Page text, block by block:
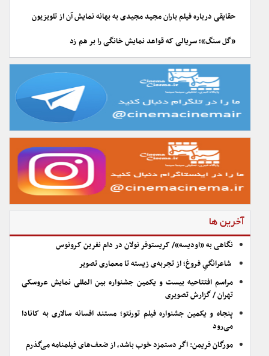
حقایقی درباره فیلم باران مجید مجیدی به بهانه نمایش آن از تلویزیون
«گل سنگ»؛ سریالی که قواعد نمایش خانگی را بر هم زد
آخرین ها
نگاهی به «اودیسه»/ کریستوفر نولان در دام نفرین کرونوس
شاعرانگیِ فروغ؛ از تجربه‌ی زیسته تا معماری تصویر
مراسم افتتاحیه بیست و یکمین جشنواره بین المللی نمایش عروسکی
تهران / گزارش تصویری
پنجاه و یکمین جشنواره فیلم تورنتو؛ مستند افسانه سالاری به کانادا
می‌رود
مورگان فریمن: اگر دستمزد خوب باشد، از ضعف‌های فیلمنامه می‌گذرم